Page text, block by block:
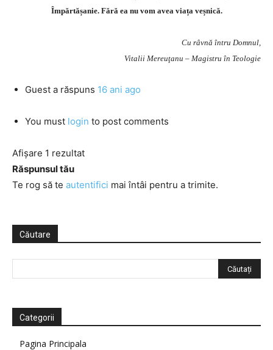
Împărtășanie. Fără ea nu vom avea viața veșnică.
Cu râvnă întru Domnul,
Vitalii Mereuţanu – Magistru în Teologie
Guest a răspuns 16 ani ago
You must login to post comments
Afișare 1 rezultat
Răspunsul tău
Te rog să te autentifici mai întâi pentru a trimite.
Căutare
Categorii
Pagina Principala